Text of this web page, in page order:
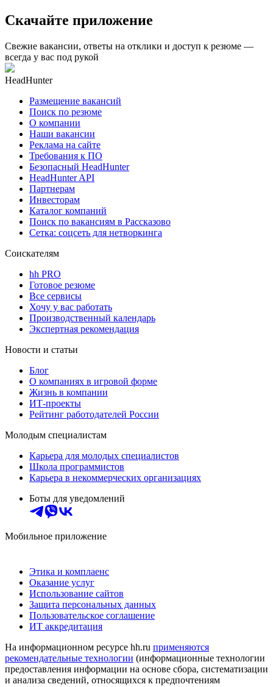
Скачайте приложение
Свежие вакансии, ответы на отклики и доступ к резюме —
всегда у вас под рукой
HeadHunter
Размещение вакансий
Поиск по резюме
О компании
Наши вакансии
Реклама на сайте
Требования к ПО
Безопасный HeadHunter
HeadHunter API
Партнерам
Инвесторам
Каталог компаний
Поиск по вакансиям в Рассказово
Сетка: соцсеть для нетворкинга
Соискателям
hh PRO
Готовое резюме
Все сервисы
Хочу у вас работать
Производственный календарь
Экспертная рекомендация
Новости и статьи
Блог
О компаниях в игровой форме
Жизнь в компании
ИТ-проекты
Рейтинг работодателей России
Молодым специалистам
Карьера для молодых специалистов
Школа программистов
Карьера в некоммерческих организациях
Боты для уведомлений
Мобильное приложение
Этика и комплаенс
Оказание услуг
Использование сайтов
Защита персональных данных
Пользовательское соглашение
ИТ аккредитация
На информационном ресурсе hh.ru применяются
рекомендательные технологии (информационные технологии
предоставления информации на основе сбора, систематизации
и анализа сведений, относящихся к предпочтениям